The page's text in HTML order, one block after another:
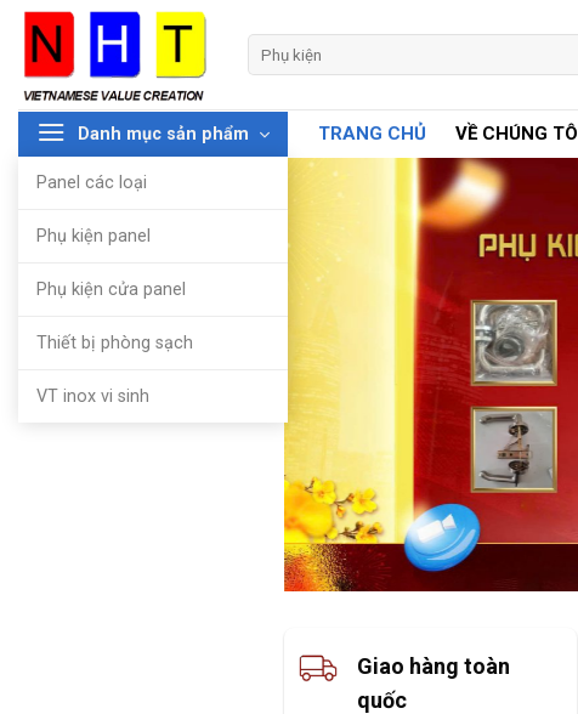
Skip
content
kiếm:
Danh mục sản phẩm
Panel các loại
Phụ kiện panel
Phụ kiện cửa panel
Thiết bị phòng sạch
VT inox vi sinh
TRANG CHỦ VỀ CHÚNG
Giao hàng toàn
quốc